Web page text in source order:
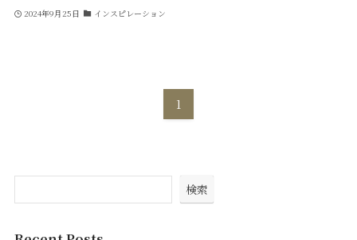
2024年9月25日 インスピレーション
1
検索